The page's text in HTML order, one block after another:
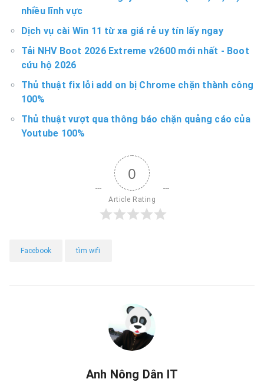
nhiều lĩnh vực
Dịch vụ cài Win 11 từ xa giá rẻ uy tín lấy ngay
Tải NHV Boot 2026 Extreme v2600 mới nhất - Boot
cứu hộ 2026
Thủ thuật fix lỗi add on bị Chrome chặn thành công
100%
Thủ thuật vượt qua thông báo chặn quảng cáo của
Youtube 100%
0
Article Rating
Facebook tìm wifi
Anh Nông Dân IT